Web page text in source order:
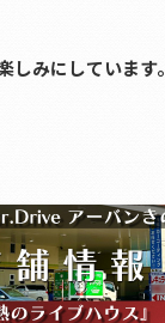
みにしています。